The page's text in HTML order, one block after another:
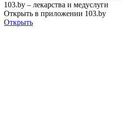
103.by – лекарства и медуслуги
Открыть в приложении 103.by
Открыть